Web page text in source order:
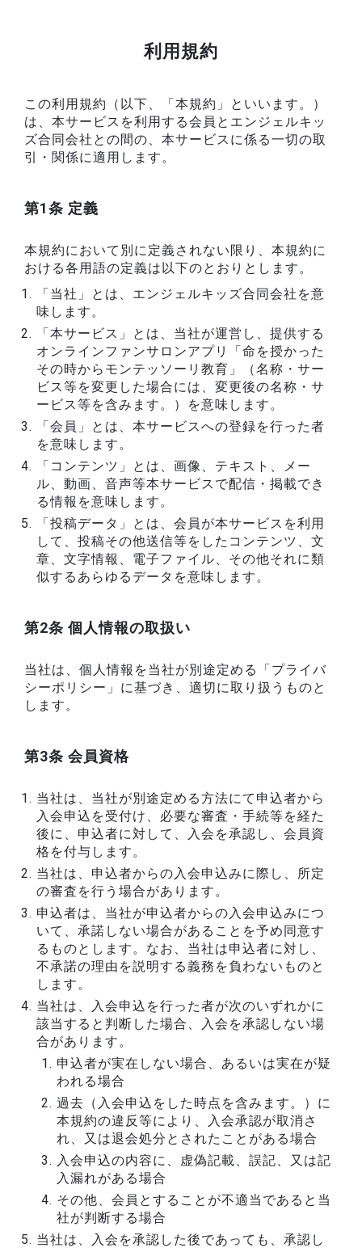
利用規約
この利用規約（以下、「本規約」といいます。）
は、本サービスを利用する会員とエンジェルキッ
ズ合同会社との間の、本サービスに係る一切の取
引・関係に適用します。
第1条 定義
本規約において別に定義されない限り、本規約に
おける各用語の定義は以下のとおりとします。
「当社」とは、エンジェルキッズ合同会社を意
味します。
「本サービス」とは、当社が運営し、提供する
オンラインファンサロンアプリ「命を授かった
その時からモンテッソーリ教育」（名称・サー
ビス等を変更した場合には、変更後の名称・サ
ービス等を含みます。）を意味します。
「会員」とは、本サービスへの登録を行った者
を意味します。
「コンテンツ」とは、画像、テキスト、メー
ル、動画、音声等本サービスで配信・掲載でき
る情報を意味します。
「投稿データ」とは、会員が本サービスを利用
して、投稿その他送信等をしたコンテンツ、文
章、文字情報、電子ファイル、その他それに類
似するあらゆるデータを意味します。
第2条 個人情報の取扱い
当社は、個人情報を当社が別途定める「プライバ
シーポリシー」に基づき、適切に取り扱うものと
します。
第3条 会員資格
当社は、当社が別途定める方法にて申込者から
入会申込を受付け、必要な審査・手続等を経た
後に、申込者に対して、入会を承認し、会員資
格を付与します。
当社は、申込者からの入会申込みに際し、所定
の審査を行う場合があります。
申込者は、当社が申込者からの入会申込みにつ
いて、承諾しない場合があることを予め同意す
るものとします。なお、当社は申込者に対し、
不承諾の理由を説明する義務を負わないものと
します。
当社は、入会申込を行った者が次のいずれかに
該当すると判断した場合、入会を承認しない場
合があります。
申込者が実在しない場合、あるいは実在が疑
われる場合
過去（入会申込をした時点を含みます。）に
本規約の違反等により、入会承認が取消さ
れ、又は退会処分とされたことがある場合
入会申込の内容に、虚偽記載、誤記、又は記
入漏れがある場合
その他、会員とすることが不適当であると当
社が判断する場合
当社は、入会を承認した後であっても、承認し